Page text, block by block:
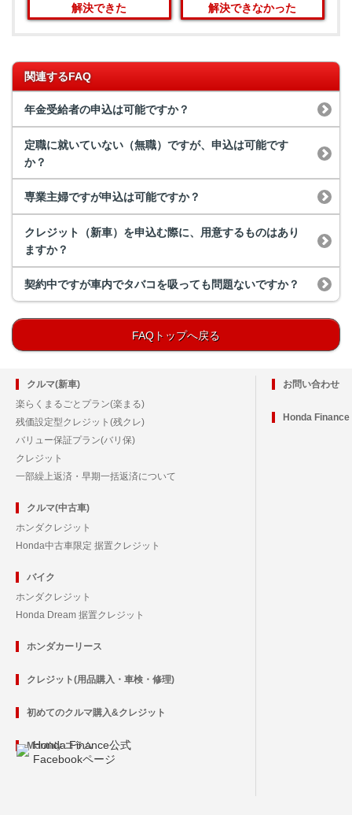
解決できた 解決できなかった
関連するFAQ
年金受給者の申込は可能ですか？
定職に就いていない（無職）ですが、申込は可能です
か？
専業主婦ですが申込は可能ですか？
クレジット（新車）を申込む際に、用意するものはあり
ますか？
契約中ですが車内でタバコを吸っても問題ないですか？
FAQトップへ戻る
クルマ(新車)
楽らくまるごとプラン(楽まる)
残価設定型クレジット(残クレ)
バリュー保証プラン(バリ保)
クレジット
一部繰上返済・早期一括返済について
クルマ(中古車)
ホンダクレジット
Honda中古車限定 据置クレジット
バイク
ホンダクレジット
Honda Dream 据置クレジット
ホンダカーリース
クレジット(用品購入・車検・修理)
初めてのクルマ購入&クレジット
Monthly コラム
お問い合わせ
Honda Finance
Honda Finance公式
Facebookページ